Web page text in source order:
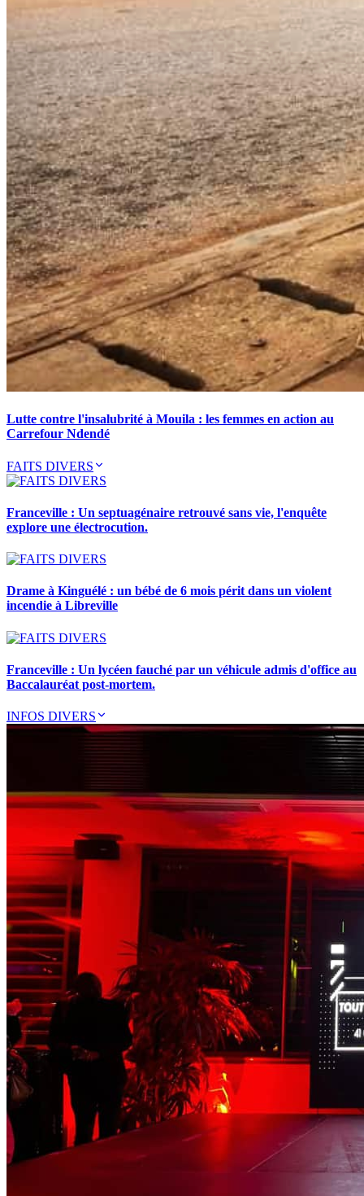
Lutte contre l'insalubrité à Mouila : les femmes en action au
Carrefour Ndendé
FAITS DIVERS
Franceville : Un septuagénaire retrouvé sans vie, l'enquête
explore une électrocution.
Drame à Kinguélé : un bébé de 6 mois périt dans un violent
incendie à Libreville
Franceville : Un lycéen fauché par un véhicule admis d'office au
Baccalauréat post-mortem.
INFOS DIVERS